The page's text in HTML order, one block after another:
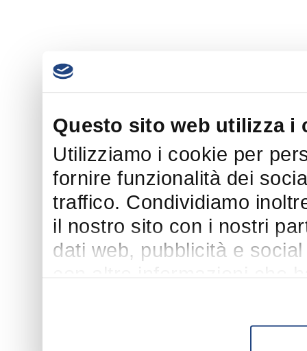
Questo sito web utilizza i
Utilizziamo i cookie per
fornire funzionalità dei
traffico. Condividiamo
il nostro sito con i nostri
dati web, pubblicità e